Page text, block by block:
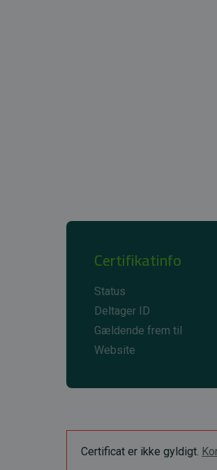
Certifikatinfo
Status
Deltager ID
Gældende frem til
Website
Certificat er ikke gyldigt.